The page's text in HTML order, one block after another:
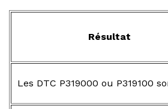
Résultat
Les DTC P319000 ou P319100